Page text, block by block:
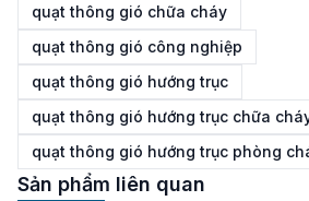
quạt thông gió chữa cháy
quạt thông gió công nghiệp
quạt thông gió hướng trục
quạt thông gió hướng trục chữa
quạt thông gió hướng trục phòng
Sản phẩm liên quan